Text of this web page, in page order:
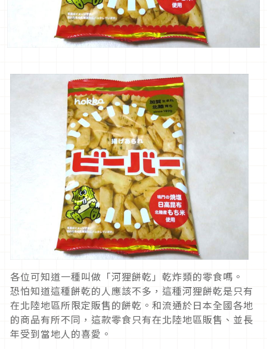
各位可知道一種叫做「河狸餅乾」乾炸類的零食嗎。
恐怕知道這種餅乾的人應該不多，這種河狸餅乾是只有
在北陸地區所限定販售的餅乾。和流通於日本全國各地
的商品有所不同，這款零食只有在北陸地區販售、並長
年受到當地人的喜愛。